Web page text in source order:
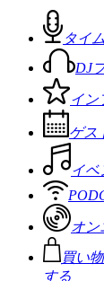
タイ
DJ
イン
ゲス
イベ
オン
買い
する